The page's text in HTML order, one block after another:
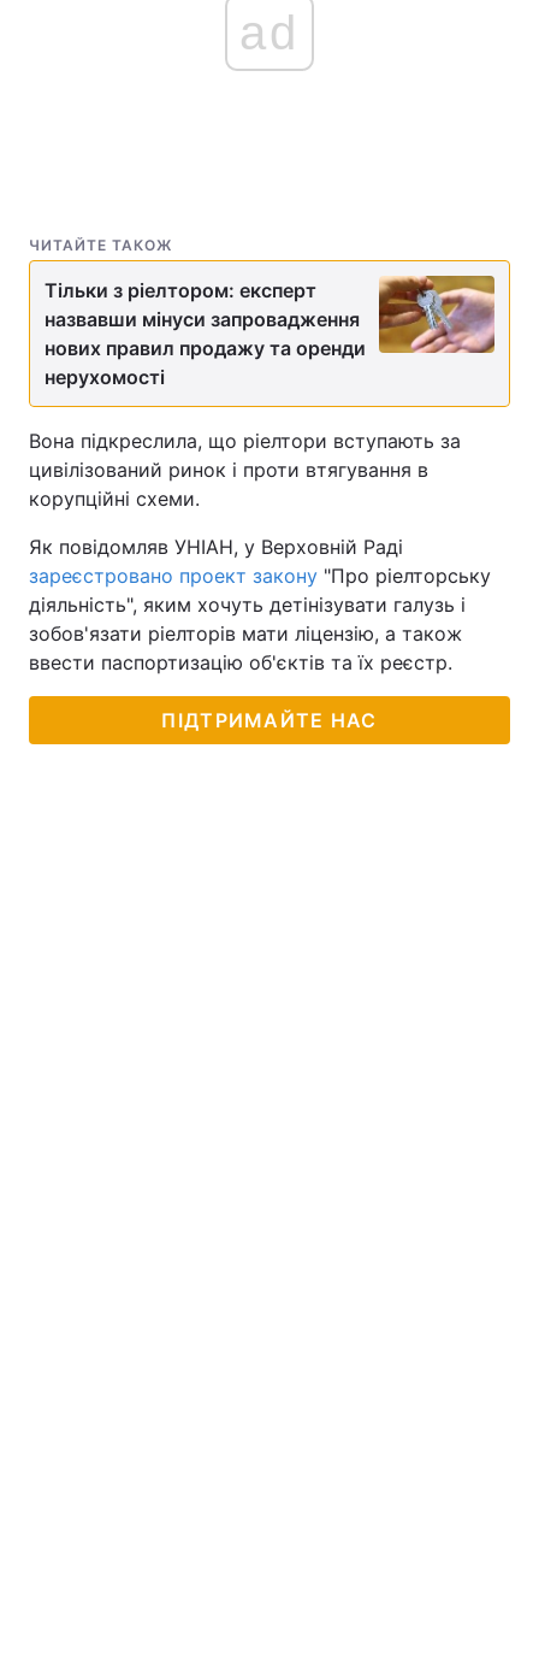
ad
ЧИТАЙТЕ ТАКОЖ
Тільки з ріелтором: експерт
назвавши мінуси запровадження
нових правил продажу та оренди
нерухомості
Вона підкреслила, що ріелтори вступають за
цивілізований ринок і проти втягування в
корупційні схеми.
Як повідомляв УНІАН, у Верховній Раді
зареєстровано проект закону "Про ріелторську
діяльність", яким хочуть детінізувати галузь і
зобов'язати ріелторів мати ліцензію, а також
ввести паспортизацію об'єктів та їх реєстр.
ПІДТРИМАЙТЕ НАС